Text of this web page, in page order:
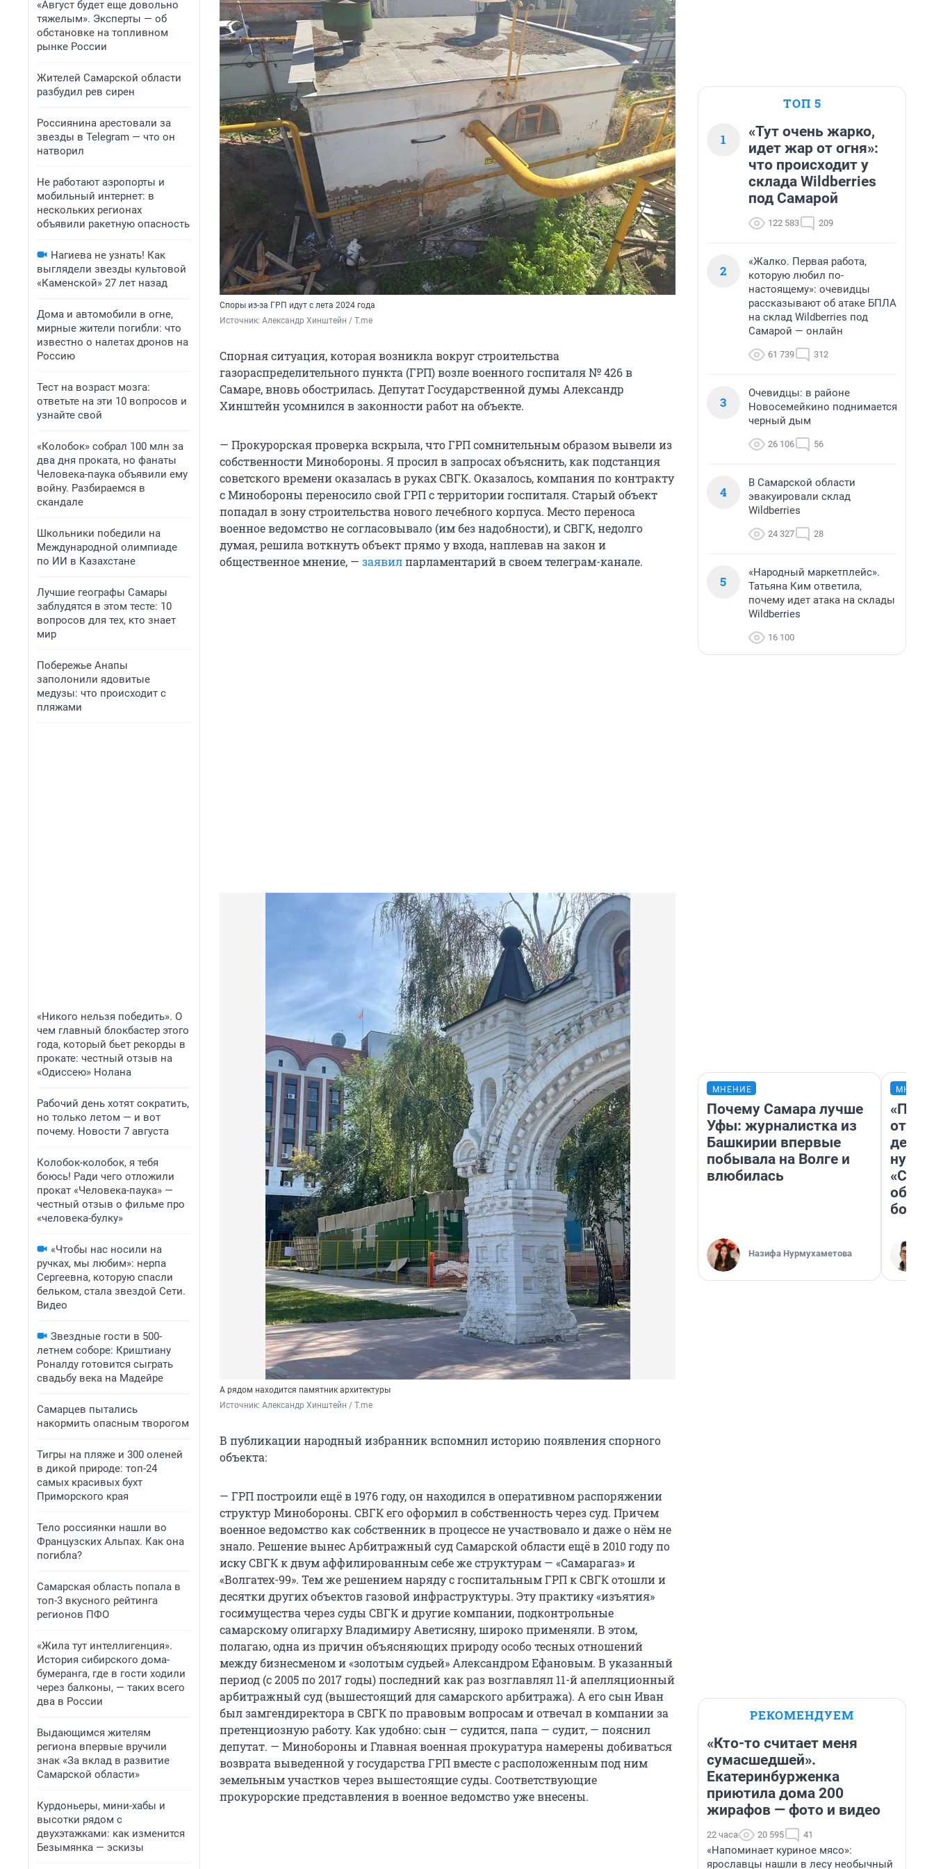
«Август будет еще довольно
тяжелым». Эксперты — об
обстановке на топливном
рынке России
Жителей Самарской области
разбудил рев сирен
Россиянина арестовали за
звезды в Telegram — что он
натворил
Не работают аэропорты и
мобильный интернет: в
нескольких регионах
объявили ракетную опасность
Нагиева не узнать! Как
выглядели звезды культовой
«Каменской» 27 лет назад
Дома и автомобили в огне,
мирные жители погибли: что
известно о налетах дронов на
Россию
Тест на возраст мозга:
ответьте на эти 10 вопросов и
узнайте свой
«Колобок» собрал 100 млн за
два дня проката, но фанаты
Человека-паука объявили ему
войну. Разбираемся в
скандале
Школьники победили на
Международной олимпиаде
по ИИ в Казахстане
Лучшие географы Самары
заблудятся в этом тесте: 10
вопросов для тех, кто знает
мир
Побережье Анапы
заполонили ядовитые
медузы: что происходит с
пляжами
«Никого нельзя победить». О
чем главный блокбастер этого
года, который бьет рекорды в
прокате: честный отзыв на
«Одиссею» Нолана
Рабочий день хотят сократить,
но только летом — и вот
почему. Новости 7 августа
Колобок-колобок, я тебя
боюсь! Ради чего отложили
прокат «Человека-паука» —
честный отзыв о фильме про
«человека-булку»
«Чтобы нас носили на
ручках, мы любим»: нерпа
Сергеевна, которую спасли
бельком, стала звездой Сети.
Видео
Звездные гости в 500-
летнем соборе: Криштиану
Роналду готовится сыграть
свадьбу века на Мадейре
Самарцев пытались
накормить опасным творогом
Тигры на пляже и 300 оленей
в дикой природе: топ-24
самых красивых бухт
Приморского края
Тело россиянки нашли во
Французских Альпах. Как она
погибла?
Самарская область попала в
топ-3 вкусного рейтинга
регионов ПФО
«Жила тут интеллигенция».
История сибирского дома-
бумеранга, где в гости ходили
через балконы, — таких всего
два в России
Выдающимся жителям
региона впервые вручили
знак «За вклад в развитие
Самарской области»
Курдоньеры, мини-хабы и
высотки рядом с
двухэтажками: как изменится
Безымянка — эскизы
Споры из-за ГРП идут с лета 2024 года
Источник: Александр Хинштейн / T.me
Спорная ситуация, которая возникла вокруг строительства
газораспределительного пункта (ГРП) возле военного госпиталя № 426 в
Самаре, вновь обострилась. Депутат Государственной думы Александр
Хинштейн усомнился в законности работ на объекте.
— Прокурорская проверка вскрыла, что ГРП сомнительным образом вывели из
собственности Минобороны. Я просил в запросах объяснить, как подстанция
советского времени оказалась в руках СВГК. Оказалось, компания по контракту
с Минобороны переносило свой ГРП с территории госпиталя. Старый объект
попадал в зону строительства нового лечебного корпуса. Место переноса
военное ведомство не согласовывало (им без надобности), и СВГК, недолго
думая, решила воткнуть объект прямо у входа, наплевав на закон и
общественное мнение, — заявилпарламентарий в своем телеграм-канале.
А рядом находится памятник архитектуры
Источник: Александр Хинштейн / T.me
В публикации народный избранник вспомнил историю появления спорного
объекта:
— ГРП построили ещё в 1976 году, он находился в оперативном распоряжении
структур Минобороны. СВГК его оформил в собственность через суд. Причем
военное ведомство как собственник в процессе не участвовало и даже о нём не
знало. Решение вынес Арбитражный суд Самарской области ещё в 2010 году по
иску СВГК к двум аффилированным себе же структурам — «Самарагаз» и
«Волгатех-99». Тем же решением наряду с госпитальным ГРП к СВГК отошли и
десятки других объектов газовой инфраструктуры. Эту практику «изъятия»
госимущества через суды СВГК и другие компании, подконтрольные
самарскому олигарху Владимиру Аветисяну, широко применяли. В этом,
полагаю, одна из причин объясняющих природу особо тесных отношений
между бизнесменом и «золотым судьей» Александром Ефановым. В указанный
период (с 2005 по 2017 годы) последний как раз возглавлял 11-й апелляционный
арбитражный суд (вышестоящий для самарского арбитража). А его сын Иван
был замгендиректора в СВГК по правовым вопросам и отвечал в компании за
претенциозную работу. Как удобно: сын — судится, папа — судит, — пояснил
депутат. — Минобороны и Главная военная прокуратура намерены добиваться
возврата выведенной у государства ГРП вместе с расположенным под ним
земельным участков через вышестоящие суды. Соответствующие
прокурорские представления в военное ведомство уже внесены.
ТОП 5
1
«Тут очень жарко,
идет жар от огня»:
что происходит у
склада Wildberries
под Самарой
122 583 209
2
«Жалко. Первая работа,
которую любил по-
настоящему»: очевидцы
рассказывают об атаке БПЛА
на склад Wildberries под
Самарой — онлайн
61 739 312
3
Очевидцы: в районе
Новосемейкино поднимается
черный дым
26 106 56
4
В Самарской области
эвакуировали склад
Wildberries
24 327 28
5
«Народный маркетплейс».
Татьяна Ким ответила,
почему идет атака на склады
Wildberries
16 100
МНЕНИЕ
Почему Самара лучше
Уфы: журналистка из
Башкирии впервые
побывала на Волге и
влюбилась
Назифа Нурмухаметова
РЕКОМЕНДУЕМ
«Кто-то считает меня
сумасшедшей».
Екатеринбурженка
приютила дома 200
жирафов — фото и видео
22 часа 20 595 41
«Напоминает куриное мясо»:
ярославцы нашли в лесу необычный